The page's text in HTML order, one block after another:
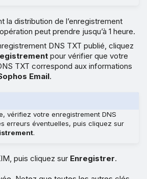
la distribution de l’enregistrement
peut prendre jusqu’à 1 heure.
DNS TXT publié, cliquez
pour vérifier que votre
TXT correspond aux informations
Email.
vérifiez votre enregistrement DNS
erreurs éventuelles, puis cliquez sur
.
puis cliquez sur Enregistrer.